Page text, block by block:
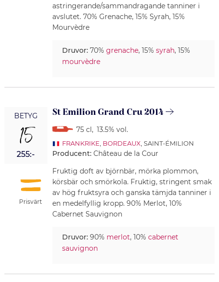
astringerande/sammandragande tanniner i
avslutet. 70% Grenache, 15% Syrah, 15%
Mourvèdre
Druvor:70% grenache, 15% syrah, 15%
mourvèdre
BETYG
15
255:-
Prisvärt
St Emilion Grand Cru 2014
75 cl, 13.5% vol.
FRANKRIKE BORDEAUX , SAINT-ÉMILION
Producent: Château de la Cour
Fruktig doft av björnbär, mörka plommon,
körsbär och smörkola. Fruktig, stringent smak
av hög fruktsyra och ganska tämjda tanniner i
en medelfyllig kropp. 90% Merlot, 10%
Cabernet Sauvignon
Druvor:90% merlot, 10% cabernet
sauvignon